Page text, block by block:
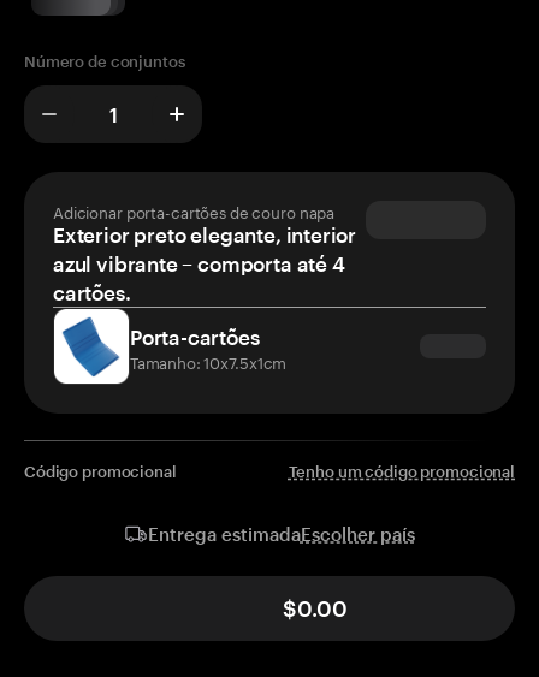
Número de conjuntos
Adicionar porta-cartões de couro napa
Exterior preto elegante, interior
azul vibrante – comporta até 4
cartões.
Porta-cartões
Tamanho: 10x7.5x1cm
Código promocional Tenho um código promocional
Entrega estimadaEscolher país
$0.00